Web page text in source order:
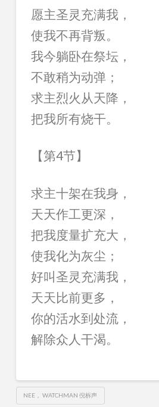
愿主圣灵充满我，
使我不再背叛。
我今躺卧在祭坛，
不敢稍为动弹；
求主烈火从天降，
把我所有烧干。
【第4节】
求主十架在我身，
天天作工更深，
把我度量扩充大，
使我化为灰尘；
好叫圣灵充满我，
天天比前更多，
你的活水到处流，
解除众人干渴。
NEE， WATCHMAN 倪柝声